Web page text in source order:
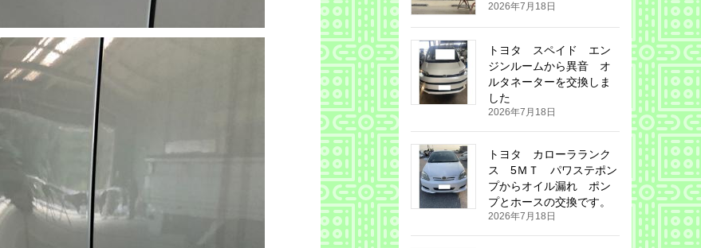
2026年7月18日
トヨタ スペイド エン
ジンルームから異音 オ
ルタネーターを交換しま
した
2026年7月18日
トヨタ カローラランク
ス 5ＭＴ パワステポン
プからオイル漏れ ポン
プとホースの交換です。
2026年7月18日